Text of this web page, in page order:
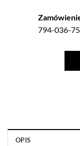
794-036-
OPIS